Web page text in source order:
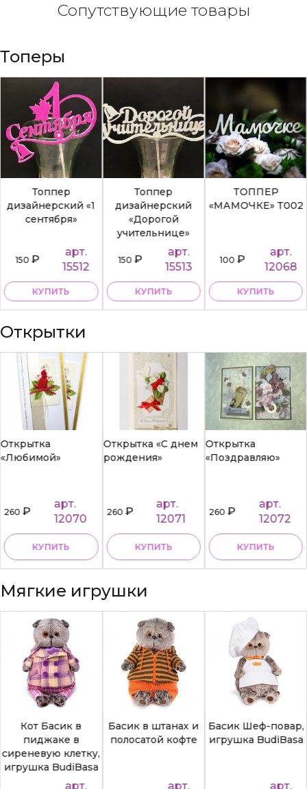
Сопутствующие товары
Топеры
Топпер
дизайнерский «1
сентября»
150₽
арт.
15512
КУПИТЬ
Топпер
дизайнерский
«Дорогой
учительнице»
150₽
арт.
15513
КУПИТЬ
ТОППЕР
«МАМОЧКЕ» Т002
100₽
арт.
12068
КУПИТЬ
Открытки
Открытка
«Любимой»
260₽
арт.
12070
КУПИТЬ
Открытка «С днем
рождения»
260₽
арт.
12071
КУПИТЬ
Открытка
«Поздравляю»
260₽
арт.
12072
КУПИТЬ
Мягкие игрушки
Кот Басик в
пиджаке в
сиреневую клетку,
игрушка BudiBasa
арт.
Басик в штанах и
полосатой кофте
арт.
Басик Шеф-повар,
игрушка BudiBasa
арт.